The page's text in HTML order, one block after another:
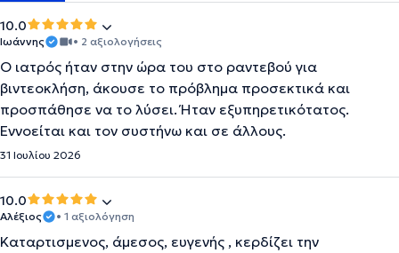
10.0
Ιωάννης • 2 αξιολογήσεις
Ο ιατρός ήταν στην ώρα του στο ραντεβού για
βιντεοκλήση, άκουσε το πρόβλημα προσεκτικά και
προσπάθησε να το λύσει. Ήταν εξυπηρετικότατος.
Εννοείται και τον συστήνω και σε άλλους.
31 Ιουλίου 2026
10.0
Αλέξιος • 1 αξιολόγηση
Καταρτισμενος, άμεσος, ευγενής , κερδίζει την